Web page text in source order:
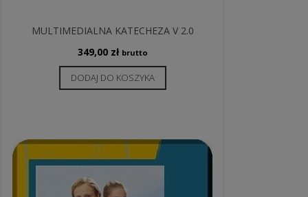
MULTIMEDIALNA KATECHEZA V 2.0
349,00 zł brutto
DODAJ DO KOSZYKA